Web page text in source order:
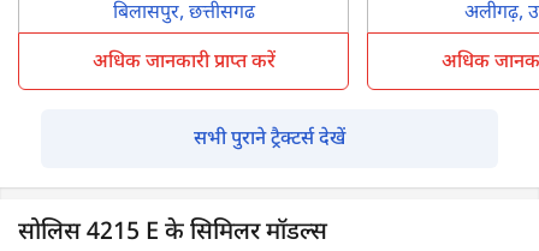
बिलासपुर, छत्तीसगढ
अधिक जानकारी प्राप्त करें
अलीगढ़,
अधिक
सभी पुराने ट्रैक्टर्स देखें
सोलिस 4215 E के सिमिलर मॉडल्स